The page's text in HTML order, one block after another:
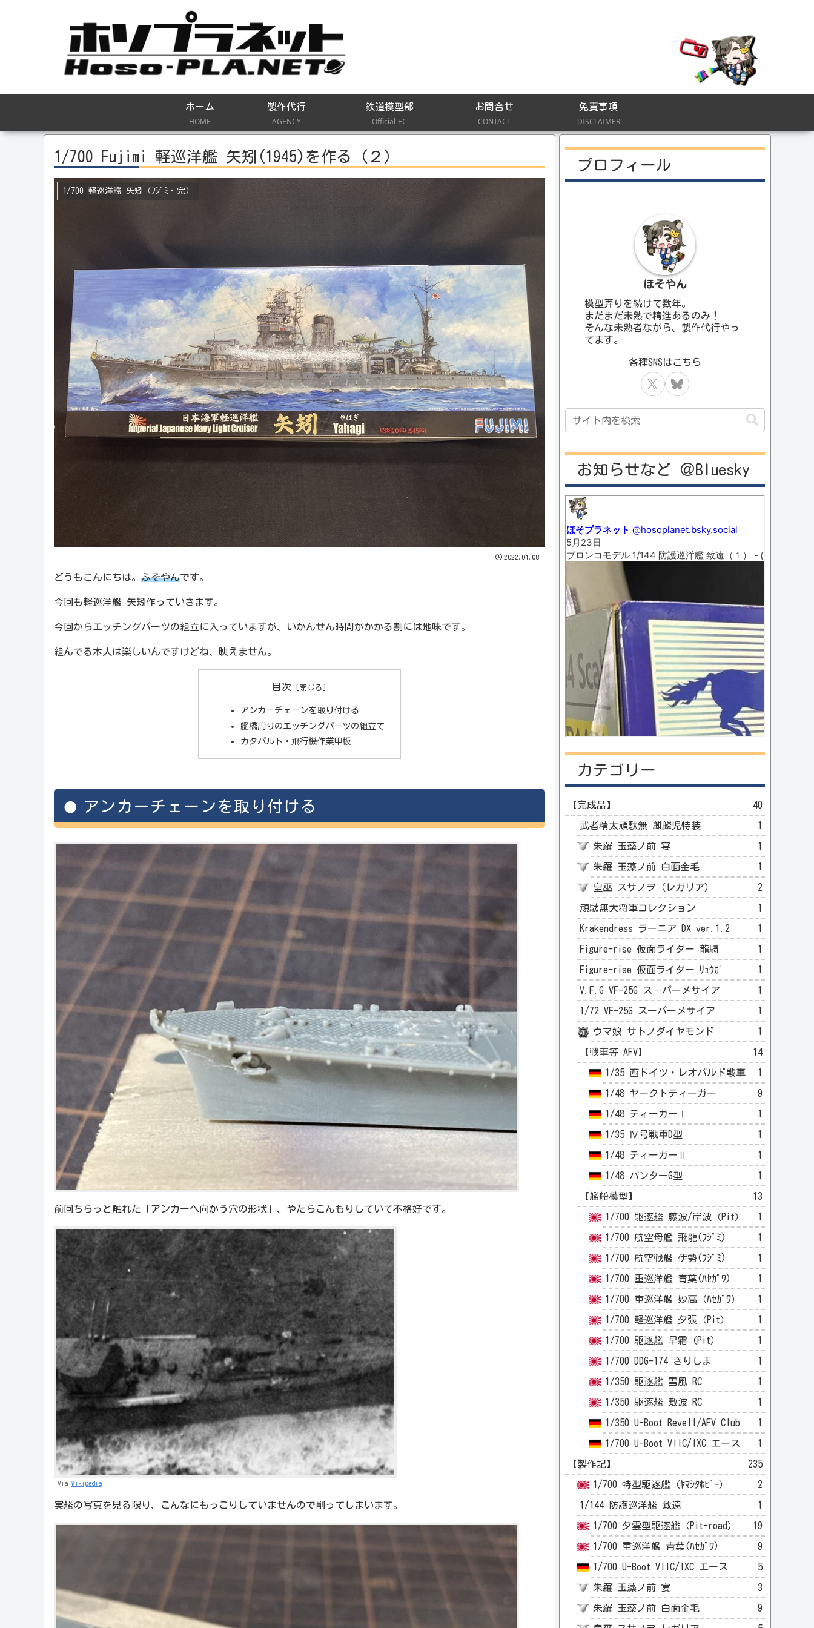
ホーム
HOME
製作代行
AGENCY
鉄道模型部
Official-EC
お問合せ
CONTACT
免責事項
DISCLAIMER
1/700 Fujimi 軽巡洋艦 矢矧(1945)を作る（２）
1/700 軽巡洋艦 矢矧（ﾌｼﾞﾐ・完）
2022.01.08
どうもこんにちは。 ふそやんです。
今回も軽巡洋艦 矢矧作っていきます。
今回からエッチングパーツの組立に入っていますが、いかんせん時間がかかる割には地味です。
組んでる本人は楽しいんですけどね、映えません。
目次
アンカーチェーンを取り付ける
艦橋周りのエッチングパーツの組立て
カタパルト・飛行機作業甲板
アンカーチェーンを取り付ける
前回ちらっと触れた「アンカーへ向かう穴の形状」、やたらこんもりしていて不格好です。
Via Wikipedia
実艦の写真を見る限り、こんなにもっこりしていませんので削ってしまいます。
プロフィール
ほそやん
模型弄りを続けて数年。
まだまだ未熟で精進あるのみ！
そんな未熟者ながら、製作代行やっ
てます。
お知らせなど ＠Bluesky
カテゴリー
【完成品】 40
武者精太頑駄無 麒麟児特装 1
朱羅 玉藻ノ前 宴 1
朱羅 玉藻ノ前 白面金毛 1
皇巫 スサノヲ（レガリア） 2
頑駄無大将軍コレクション 1
Krakendress ラーニア DX ver.1.2 1
Figure-rise 仮面ライダー 龍騎 1
Figure-rise 仮面ライダー ﾘｭｳｶﾞ 1
V.F.G VF-25G ス－パーメサイア 1
1/72 VF-25G スーパーメサイア 1
ウマ娘 サトノダイヤモンド 1
【戦車等 AFV】 14
1/35 西ドイツ・レオパルド戦車 1
1/48 ヤークトティーガー 9
1/48 ティーガーⅠ 1
1/35 Ⅳ号戦車D型 1
1/48 ティーガーⅡ 1
1/48 パンターG型 1
【艦船模型】 13
1/700 駆逐艦 藤波/岸波（Pit） 1
1/700 航空母艦 飛龍(ﾌｼﾞﾐ) 1
1/700 航空戦艦 伊勢(ﾌｼﾞﾐ) 1
1/700 重巡洋艦 青葉(ﾊｾｶﾞﾜ) 1
1/700 重巡洋艦 妙高（ﾊｾｶﾞﾜ） 1
1/700 軽巡洋艦 夕張（Pit） 1
1/700 駆逐艦 早霜（Pit） 1
1/700 DDG-174 きりしま 1
1/350 駆逐艦 雪風 RC 1
1/350 駆逐艦 敷波 RC 1
1/350 U-Boot Revell/AFV Club 1
1/700 U-Boot VIIC/IXC エース 1
【製作記】 235
1/700 特型駆逐艦（ﾔﾏｼﾀﾎﾋﾞｰ） 2
1/144 防護巡洋艦 致遠 1
1/700 夕雲型駆逐艦（Pit-road） 19
1/700 重巡洋艦 青葉(ﾊｾｶﾞﾜ) 9
1/700 U-Boot VIIC/IXC エース 5
朱羅 玉藻ノ前 宴 3
朱羅 玉藻ノ前 白面金毛 9